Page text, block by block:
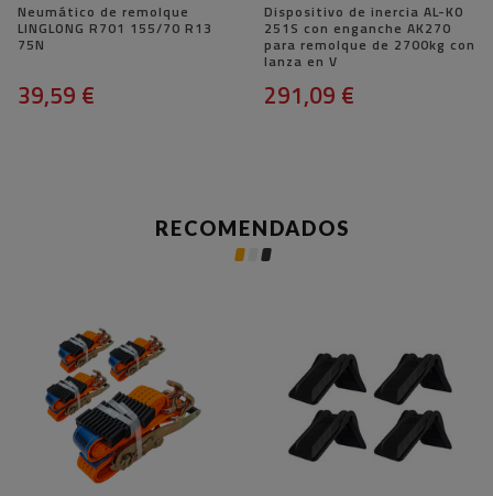
Neumático de remolque
LINGLONG R701 155/70 R13
75N
39,59 €
Dispositivo de inercia AL-KO
251S con enganche AK270
para remolque de 2700kg con
lanza en V
291,09 €
RECOMENDADOS